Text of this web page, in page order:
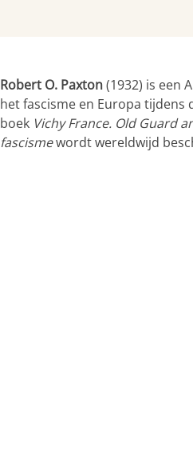
Robert O. Paxton(1932) is een
het fascisme en Europa tijdens
boek Vichy France. Old Guard
fascismewordt wereldwijd